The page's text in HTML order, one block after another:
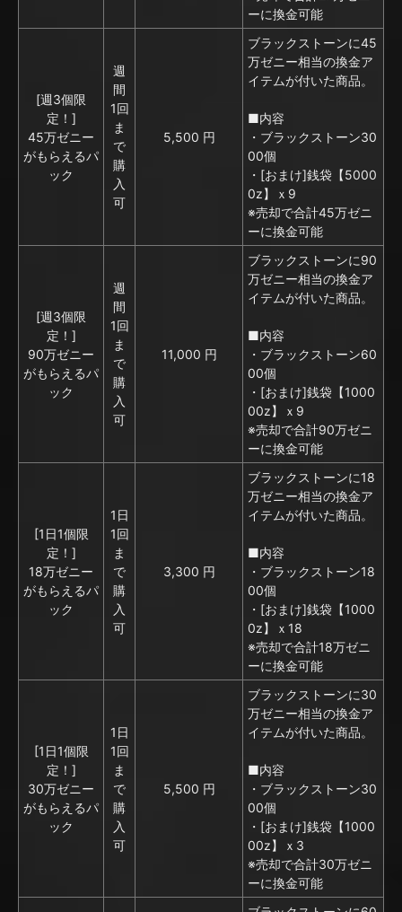
ーに換金可能
[週3個限
定！]
45万ゼニー
がもらえるパ
ック
週
間
1回
ま
で
購
入
可
5,500 円
ブラックストーンに45
万ゼニー相当の換金ア
イテムが付いた商品。
■内容
・ブラックストーン30
00個
・[おまけ]銭袋【5000
0z】ｘ9
※売却で合計45万ゼニ
ーに換金可能
[週3個限
定！]
90万ゼニー
がもらえるパ
ック
週
間
1回
ま
で
購
入
可
11,000 円
ブラックストーンに90
万ゼニー相当の換金ア
イテムが付いた商品。
■内容
・ブラックストーン60
00個
・[おまけ]銭袋【1000
00z】ｘ9
※売却で合計90万ゼニ
ーに換金可能
[1日1個限
定！]
18万ゼニー
がもらえるパ
ック
1日
1回
ま
で
購
入
可
3,300 円
ブラックストーンに18
万ゼニー相当の換金ア
イテムが付いた商品。
■内容
・ブラックストーン18
00個
・[おまけ]銭袋【1000
0z】ｘ18
※売却で合計18万ゼニ
ーに換金可能
[1日1個限
定！]
30万ゼニー
がもらえるパ
ック
1日
1回
ま
で
購
入
可
5,500 円
ブラックストーンに30
万ゼニー相当の換金ア
イテムが付いた商品。
■内容
・ブラックストーン30
00個
・[おまけ]銭袋【1000
00z】ｘ3
※売却で合計30万ゼニ
ーに換金可能